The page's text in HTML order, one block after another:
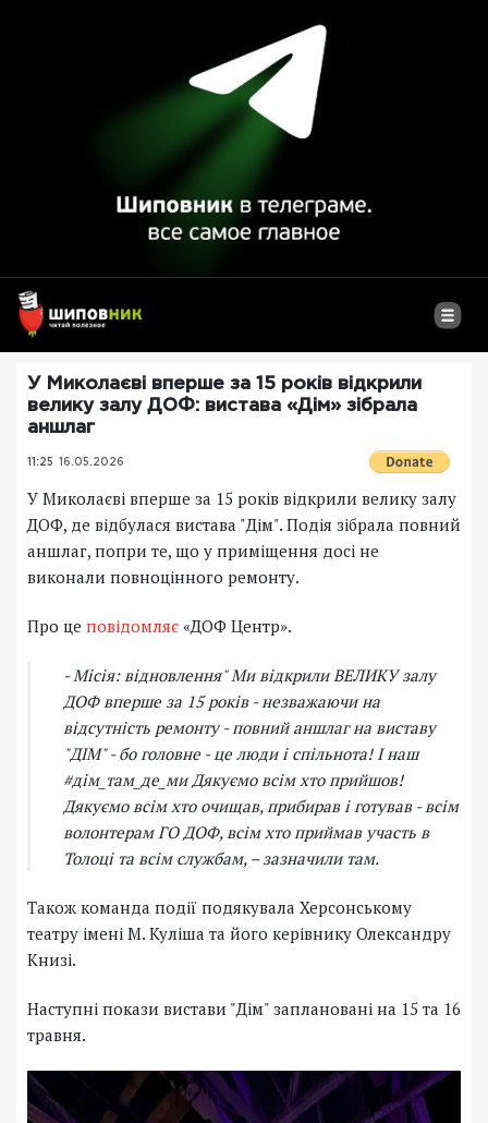
У Миколаєві вперше за 15 років відкрили
велику залу ДОФ: вистава «Дім» зібрала
аншлаг
11:25 16.05.2026
У Миколаєві вперше за 15 років відкрили велику залу
ДОФ, де відбулася вистава "Дім". Подія зібрала повний
аншлаг, попри те, що у приміщення досі не
виконали повноцінного ремонту.
Про це повідомляє «ДОФ Центр».
- Місія: відновлення" Ми відкрили ВЕЛИКУ залу
ДОФ вперше за 15 років - незважаючи на
відсутність ремонту - повний аншлаг на виставу
"ДІМ" - бо головне - це люди і спільнота! І наш
#дім_там_де_ми Дякуємо всім хто прийшов!
Дякуємо всім хто очищав, прибирав і готував - всім
волонтерам ГО ДОФ, всім хто приймав участь в
Толоці та всім службам, – зазначили там.
Також команда події подякувала Херсонському
театру імені М. Куліша та його керівнику Олександру
Книзі.
Наступні покази вистави "Дім" заплановані на 15 та 16
травня.